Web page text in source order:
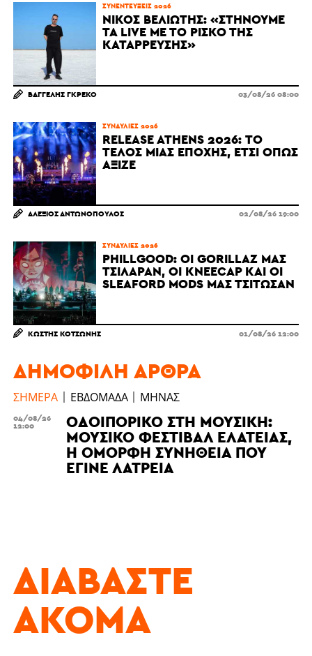
ΣΥΝΕΝΤΕΎΞΕΙΣ 2026
ΝΊΚΟΣ ΒΕΛΙΏΤΗΣ: «ΣΤΉΝΟΥΜΕ
ΤΑ LIVE ΜΕ ΤΟ ΡΊΣΚΟ ΤΗΣ
ΚΑΤΆΡΡΕΥΣΗΣ»
ΒΑΓΓΈΛΗΣ ΓΚΡΈΚΟ 03/08/26 08:00
ΣΥΝΑΥΛΊΕΣ 2026
RELEASE ATHENS 2026: ΤΟ
ΤΈΛΟΣ ΜΙΑΣ ΕΠΟΧΉΣ, ΈΤΣΙ ΌΠΩΣ
ΆΞΙΖΕ
ΑΛΈΞΙΟΣ ΑΝΤΩΝΌΠΟΥΛΟΣ 02/08/26 19:00
ΣΥΝΑΥΛΊΕΣ 2026
PHILLGOOD: ΟΙ GORILLAZ ΜΆΣ
ΤΣΊΛΑΡΑΝ, ΟΙ KNEECAP ΚΑΙ ΟΙ
SLEAFORD MODS ΜΆΣ ΤΣΊΤΩΣΑΝ
ΚΩΣΤΉΣ ΚΟΤΣΏΝΗΣ 01/08/26 12:00
ΔΗΜΟΦΙΛΉ ΆΡΘΡΑ
ΣΉΜΕΡΑ ΕΒΔΟΜΆΔΑ ΜΉΝΑΣ
ΟΔΟΙΠΟΡΙΚΌ ΣΤΗ ΜΟΥΣΙΚΉ:
ΜΟΥΣΙΚΌ ΦΕΣΤΙΒΆΛ ΕΛΆΤΕΙΑΣ,
Η ΌΜΟΡΦΗ ΣΥΝΉΘΕΙΑ ΠΟΥ
ΈΓΙΝΕ ΛΑΤΡΕΊΑ
04/08/26
12:00
ΔΙΑΒΆΣΤΕ
ΑΚΌΜΑ